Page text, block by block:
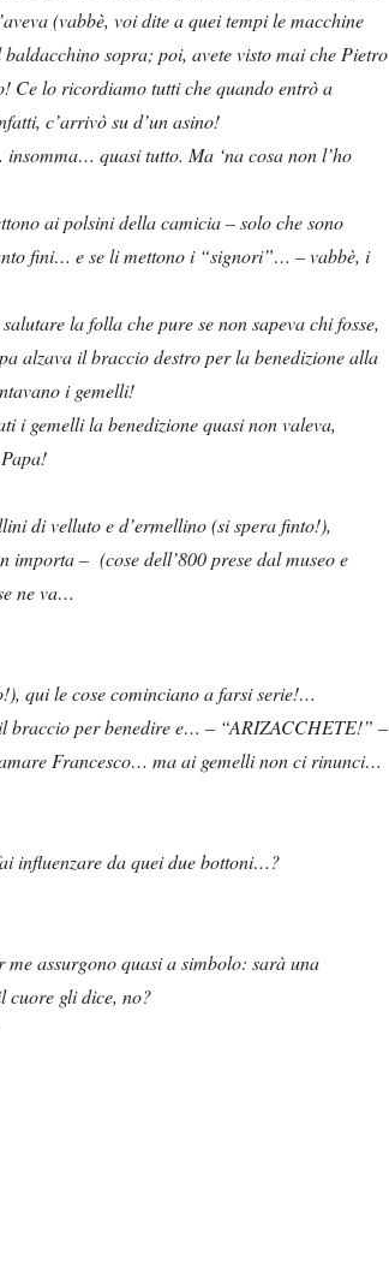
(vabbè, voi dite a quei tempi le macchine
sopra; poi, avete visto mai che Pietro
Ce lo ricordiamo tutti che quando entrò a
c’arrivò su d’un asino!
quasi tutto. Ma ‘na cosa non l’ho
ai polsini della camicia – solo che sono
fini… e se li mettono i “signori”… – vabbè, i
la folla che pure se non sapeva chi fosse,
alzava il braccio destro per la benedizione alla
i gemelli!
i gemelli la benedizione quasi non valeva,
di velluto e d’ermellino (si spera finto!),
importa – (cose dell’800 prese dal museo e
ne va…
qui le cose cominciano a farsi serie!…
braccio per benedire e… – “ARIZACCHETE!” –
Francesco… ma ai gemelli non ci rinunci…
influenzare da quei due bottoni…?
me assurgono quasi a simbolo: sarà una
cuore gli dice, no?